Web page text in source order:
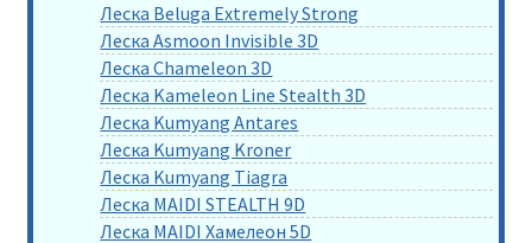
Леска Beluga Extremely Strong
Леска Asmoon Invisible 3D
Леска Chameleon 3D
Леска Kameleon Line Stealth 3D
Леска Kumyang Antares
Леска Kumyang Kroner
Леска Kumyang Tiagra
Леска MAIDI STEALTH 9D
Леска MAIDI Хамелеон 5D